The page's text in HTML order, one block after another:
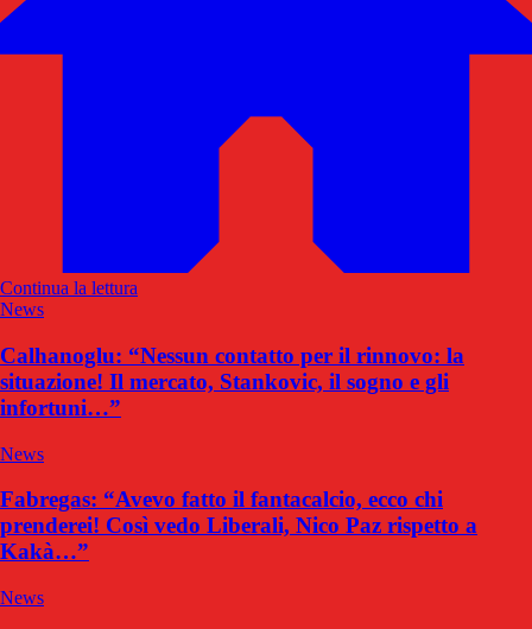
Continua la lettura
News
Calhanoglu: “Nessun contatto per il rinnovo: la
situazione! Il mercato, Stankovic, il sogno e gli
infortuni…”
News
Fabregas: “Avevo fatto il fantacalcio, ecco chi
prenderei! Così vedo Liberali, Nico Paz rispetto a
Kakà…”
News